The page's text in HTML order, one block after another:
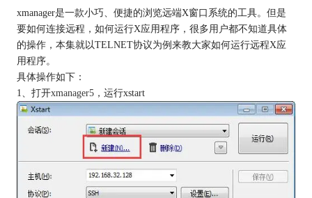
xmanager是一款小巧、便捷的浏览远端X窗口系统的工具。但是
要如何连接远程，如何运行X应用程序，很多用户都不知道具体
的操作，本集就以TELNET协议为例来教大家如何运行远程X应
用程序。
具体操作如下：
1、打开xmanager5，运行xstart